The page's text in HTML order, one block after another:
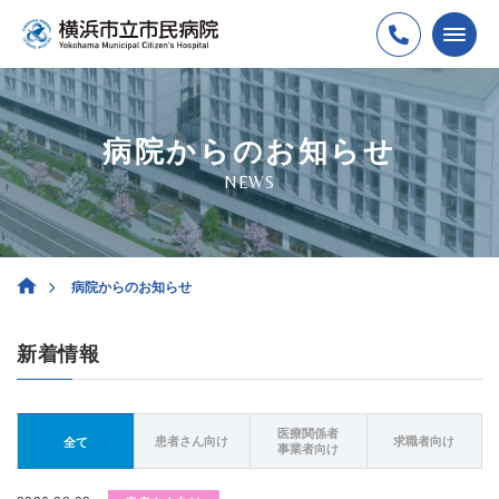
病院からのお知らせ
NEWS
病院からのお知らせ
新着情報
全て 患者さん向け
医療関係者
事業者向け
求職者向け